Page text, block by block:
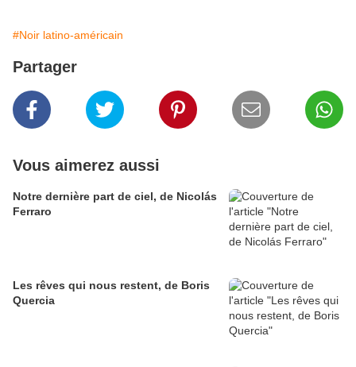
#Noir latino-américain
Partager
Vous aimerez aussi
Notre dernière part de ciel, de Nicolás
Ferraro
Les rêves qui nous restent, de Boris
Quercia